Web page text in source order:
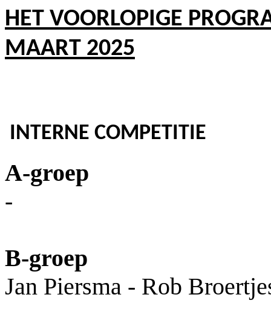
HET VOORLOPIGE
MAART 2025
INTERNE COMPETITIE
A-groep
-
B-groep
Jan Piersma - Rob